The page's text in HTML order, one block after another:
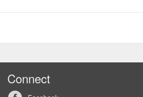
Connect